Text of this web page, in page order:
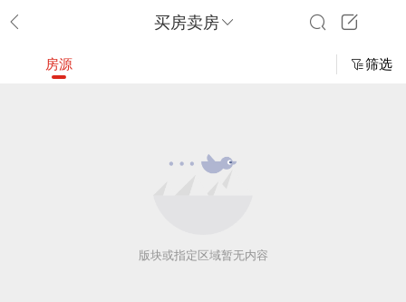
买房卖房
房源 筛选
版块或指定区域暂无内容